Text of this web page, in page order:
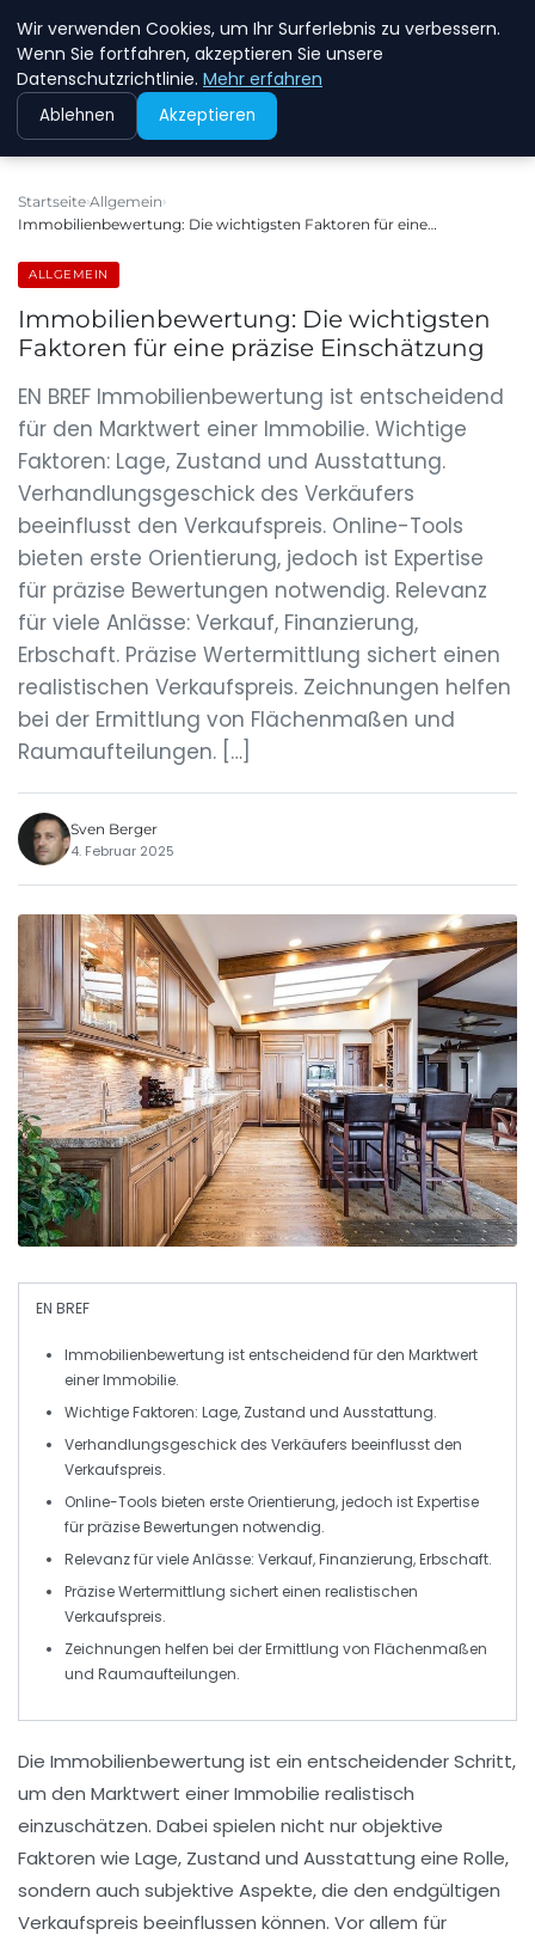
NEW ENERGY JOBS
Startseite Allgemein
Immobilienbewertung: Die wichtigsten Faktoren für eine…
ALLGEMEIN
Immobilienbewertung: Die wichtigsten
Faktoren für eine präzise Einschätzung
EN BREF Immobilienbewertung ist entscheidend
für den Marktwert einer Immobilie. Wichtige
Faktoren: Lage, Zustand und Ausstattung.
Verhandlungsgeschick des Verkäufers
beeinflusst den Verkaufspreis. Online-Tools
bieten erste Orientierung, jedoch ist Expertise
für präzise Bewertungen notwendig. Relevanz
für viele Anlässe: Verkauf, Finanzierung,
Erbschaft. Präzise Wertermittlung sichert einen
realistischen Verkaufspreis. Zeichnungen helfen
bei der Ermittlung von Flächenmaßen und
Raumaufteilungen. […]
Sven Berger
4. Februar 2025
EN BREF
Immobilienbewertung ist entscheidend für den Marktwert
einerImmobilie.
Wichtige Faktoren: Lage, Zustand und Ausstattung.
Verhandlungsgeschick des Verkäufers beeinflusst den
Verkaufspreis.
Online-Tools bieten erste Orientierung, jedoch istExpertise
für präzise Bewertungen notwendig.
Relevanz für viele Anlässe: Verkauf,Finanzierung,Erbschaft.
Präzise Wertermittlung sichert einen realistischen
Verkaufspreis.
Zeichnungen helfen bei der Ermittlung von Flächenmaßen
und Raumaufteilungen.
Die Immobilienbewertung ist ein entscheidender Schritt,
um den Marktwert einer Immobilie realistisch
einzuschätzen. Dabei spielen nicht nur objektive
Faktoren wie Lage, Zustand und Ausstattung eine Rolle,
sondern auch subjektive Aspekte, die den endgültigen
Verkaufspreis beeinflussen können. Vor allem für
Wir verwenden Cookies, um Ihr Surferlebnis zu verbessern.
Wenn Sie fortfahren, akzeptieren Sie unsere
Datenschutzrichtlinie. Mehr erfahren
Ablehnen Akzeptieren